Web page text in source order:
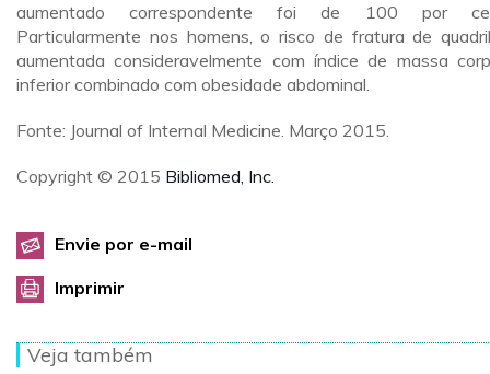
aumentado correspondente foi de 100 por
Particularmente nos homens, o risco de fratura de
aumentada consideravelmente com índice de massa
inferior combinado com obesidade abdominal.
Fonte: Journal of Internal Medicine. Março 2015.
Copyright © 2015 Bibliomed, Inc.
Envie por e-mail
Imprimir
Veja também